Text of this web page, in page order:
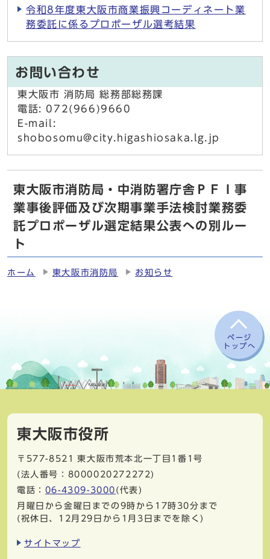
令和8年度東大阪市商業振興コーディネート業
務委託に係るプロポーザル選考結果
お問い合わせ
東大阪市 消防局 総務部総務課
電話: 072(966)9660
E-mail:
shobosomu@city.higashiosaka.lg.jp
東大阪市消防局・中消防署庁舎ＰＦＩ事
業事後評価及び次期事業手法検討業務委
託プロポーザル選定結果公表への別ルー
ト
ホーム 東大阪市消防局 お知らせ
ページ
トップへ
東大阪市役所
〒577-8521
東大阪市荒本北一丁目1番1号
(法人番号：8000020272272)
電話： 06-4309-3000 (代表)
月曜日から金曜日までの9時から17時30分まで
(祝休日、12月29日から1月3日までを除く)
サイトマップ